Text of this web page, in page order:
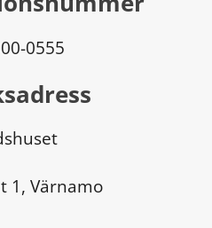
0555
1, Värnamo